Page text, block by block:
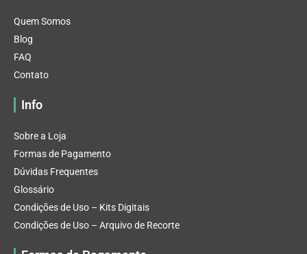
Quem Somos
Blog
FAQ
Contato
Info
Sobre a Loja
Formas de Pagamento
Dúvidas Frequentes
Glossário
Condições de Uso – Kits Digitais
Condições de Uso – Arquivo de Recorte